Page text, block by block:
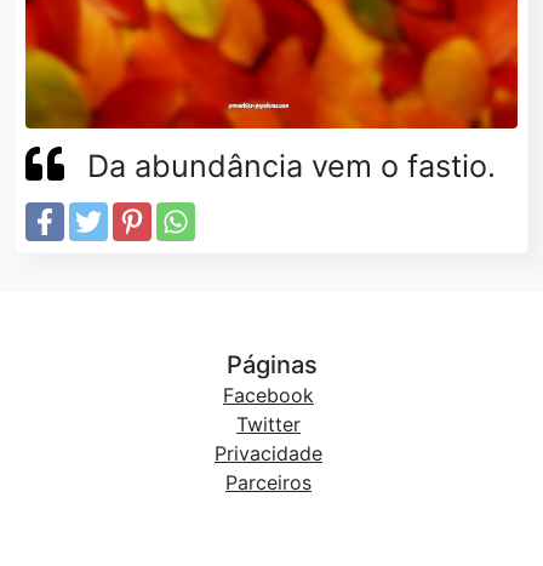
Da abundância vem o fastio.
Páginas
Facebook
Twitter
Privacidade
Parceiros